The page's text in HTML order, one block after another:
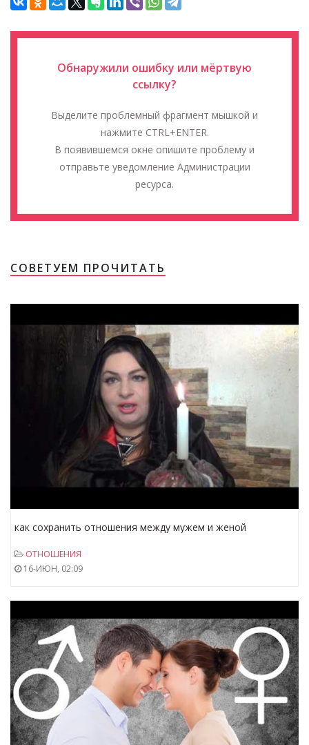
Обнаружили ошибку или мёртвую
ссылку?
Выделите проблемный фрагмент мышкой и
нажмите CTRL+ENTER.
В появившемся окне опишите проблему и
отправьте уведомление Администрации
ресурса.
СОВЕТУЕМ ПРОЧИТАТЬ
как сохранить отношения между мужем и женой
ОТНОШЕНИЯ
16-ИЮН, 02:09